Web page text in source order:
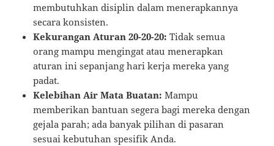
membutuhkan disiplin dalam menerapkannya
secara konsisten.
Kekurangan Aturan 20-20-20: Tidak semua
orang mampu mengingat atau menerapkan
aturan ini sepanjang hari kerja mereka yang
padat.
Kelebihan Air Mata Buatan: Mampu
memberikan bantuan segera bagi mereka dengan
gejala parah; ada banyak pilihan di pasaran
sesuai kebutuhan spesifik Anda.